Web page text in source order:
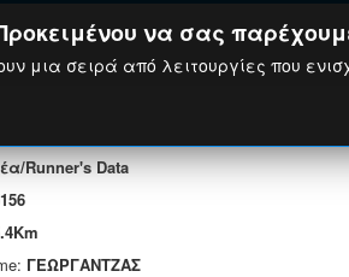
Runner's Data
ΓΕΩΡΓΑΝΤΖΑΣ
να σας
μια σειρά από λειτουργίες που